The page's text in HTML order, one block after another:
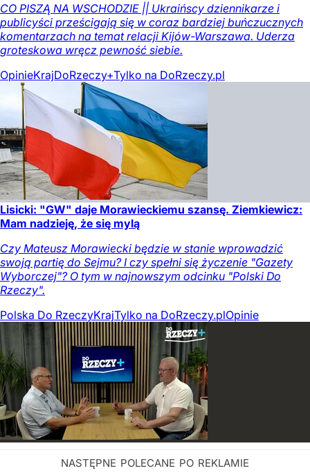
CO PISZĄ NA WSCHODZIE || Ukraińscy dziennikarze i
publicyści prześcigają się w coraz bardziej buńczucznych
komentarzach na temat relacji Kijów-Warszawa. Uderza
groteskowa wręcz pewność siebie.
OpinieKrajDoRzeczy+Tylko na DoRzeczy.pl
Lisicki: "GW" daje Morawieckiemu szansę. Ziemkiewicz:
Mam nadzieję, że się mylą
Czy Mateusz Morawiecki będzie w stanie wprowadzić
swoją partię do Sejmu? I czy spełni się życzenie "Gazety
Wyborczej"? O tym w najnowszym odcinku "Polski Do
Rzeczy".
Polska Do RzeczyKrajTylko na DoRzeczy.plOpinie